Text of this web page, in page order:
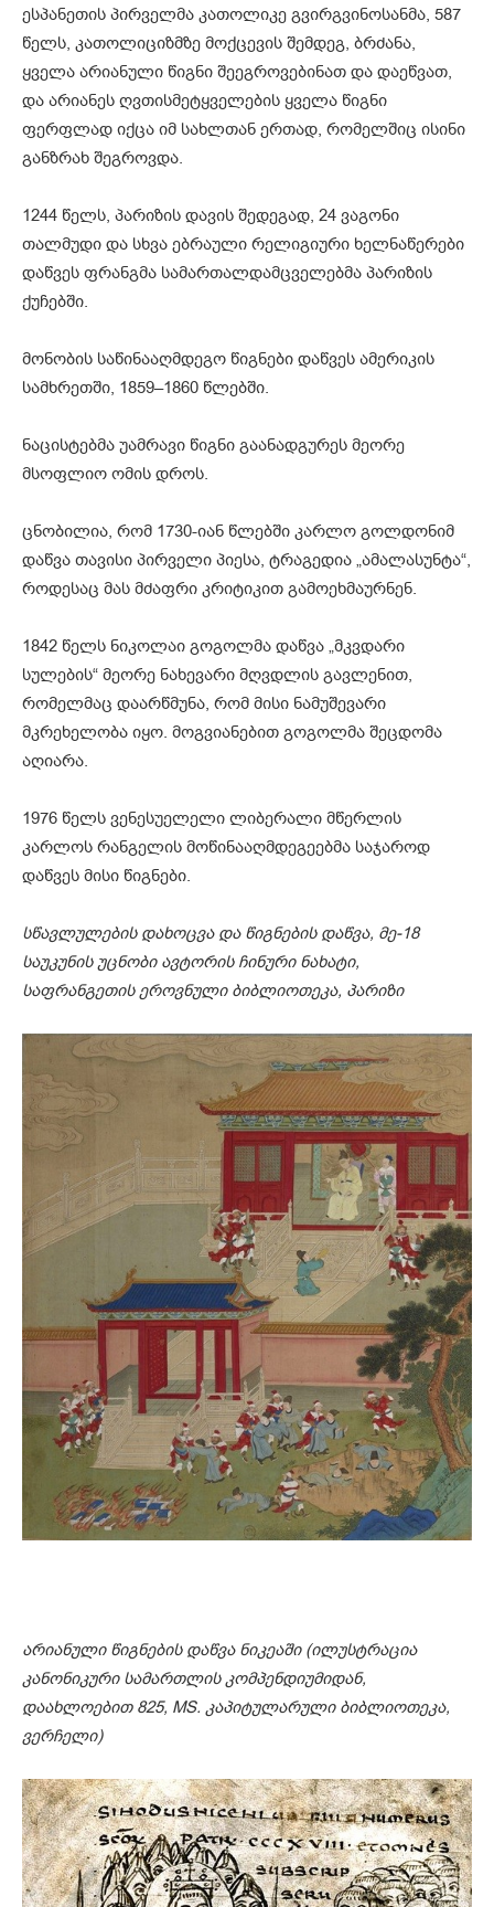
ესპანეთის პირველმა კათოლიკე გვირგვინოსანმა, 587
წელს, კათოლიციზმზე მოქცევის შემდეგ, ბრძანა,
ყველა არიანული წიგნი შეეგროვებინათ და დაეწვათ,
და არიანეს ღვთისმეტყველების ყველა წიგნი
ფერფლად იქცა იმ სახლთან ერთად, რომელშიც ისინი
განზრახ შეგროვდა.
1244 წელს, პარიზის დავის შედეგად, 24 ვაგონი
თალმუდი და სხვა ებრაული რელიგიური ხელნაწერები
დაწვეს ფრანგმა სამართალდამცველებმა პარიზის
ქუჩებში.
მონობის საწინააღმდეგო წიგნები დაწვეს ამერიკის
სამხრეთში, 1859–1860 წლებში.
ნაცისტებმა უამრავი წიგნი გაანადგურეს მეორე
მსოფლიო ომის დროს.
ცნობილია, რომ 1730-იან წლებში კარლო გოლდონიმ
დაწვა თავისი პირველი პიესა, ტრაგედია „ამალასუნტა“,
როდესაც მას მძაფრი კრიტიკით გამოეხმაურნენ.
1842 წელს ნიკოლაი გოგოლმა დაწვა „მკვდარი
სულების“ მეორე ნახევარი მღვდლის გავლენით,
რომელმაც დაარწმუნა, რომ მისი ნამუშევარი
მკრეხელობა იყო. მოგვიანებით გოგოლმა შეცდომა
აღიარა.
1976 წელს ვენესუელელი ლიბერალი მწერლის
კარლოს რანგელის მოწინააღმდეგეებმა საჯაროდ
დაწვეს მისი წიგნები.
სწავლულების დახოცვა და წიგნების დაწვა, მე-18
საუკუნის უცნობი ავტორის ჩინური ნახატი,
საფრანგეთის ეროვნული ბიბლიოთეკა, პარიზი
არიანული წიგნების დაწვა ნიკეაში (ილუსტრაცია
კანონიკური სამართლის კომპენდიუმიდან,
დაახლოებით 825, MS. კაპიტულარული ბიბლიოთეკა,
ვერჩელი)